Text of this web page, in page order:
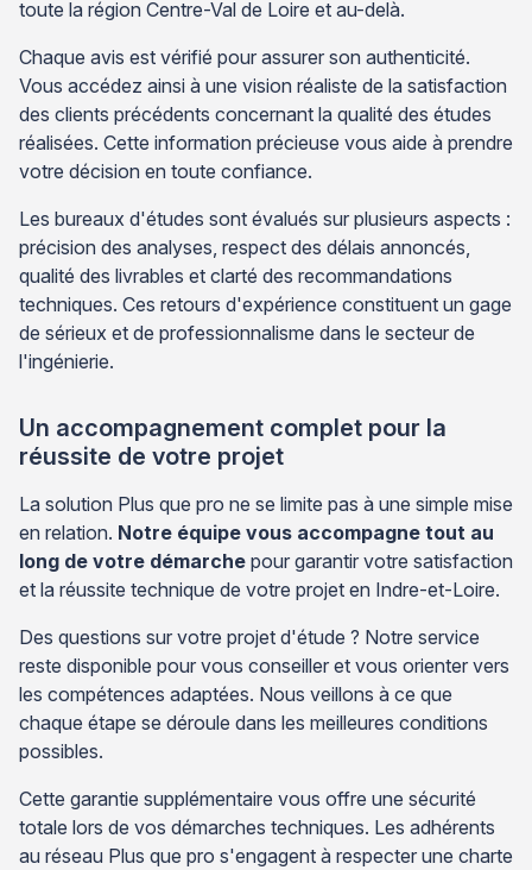
toute la région Centre-Val de Loire et au-delà.
Chaque avis est vérifié pour assurer son authenticité.
Vous accédez ainsi à une vision réaliste de la satisfaction
des clients précédents concernant la qualité des études
réalisées. Cette information précieuse vous aide à prendre
votre décision en toute confiance.
Les bureaux d'études sont évalués sur plusieurs aspects :
précision des analyses, respect des délais annoncés,
qualité des livrables et clarté des recommandations
techniques. Ces retours d'expérience constituent un gage
de sérieux et de professionnalisme dans le secteur de
l'ingénierie.
Un accompagnement complet pour la
réussite de votre projet
La solution Plus que pro ne se limite pas à une simple mise
en relation. Notre équipe vous accompagne tout au
long de votre démarche pour garantir votre satisfaction
et la réussite technique de votre projet en Indre-et-Loire.
Des questions sur votre projet d'étude ? Notre service
reste disponible pour vous conseiller et vous orienter vers
les compétences adaptées. Nous veillons à ce que
chaque étape se déroule dans les meilleures conditions
possibles.
Cette garantie supplémentaire vous offre une sécurité
totale lors de vos démarches techniques. Les adhérents
au réseau Plus que pro s'engagent à respecter une charte